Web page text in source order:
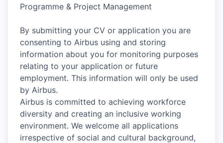
Programme & Project Management
By submitting your CV or application you are
consenting to Airbus using and storing
information about you for monitoring purposes
relating to your application or future
employment. This information will only be used
by Airbus.
Airbus is committed to achieving workforce
diversity and creating an inclusive working
environment. We welcome all applications
irrespective of social and cultural background,